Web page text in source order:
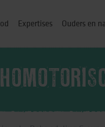
bij jou thuis
Expertises Ouders en